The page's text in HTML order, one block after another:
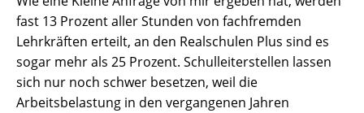
fast 13 Prozent aller Stunden von fachfremden
Lehrkräften erteilt, an den Realschulen Plus sind es
sogar mehr als 25 Prozent. Schulleiterstellen lassen
sich nur noch schwer besetzen, weil die
Arbeitsbelastung in den vergangenen Jahren